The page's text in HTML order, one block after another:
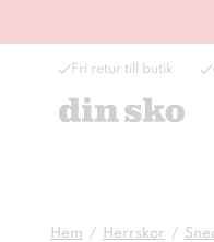
Fri retur till butik
Hem Herrskor